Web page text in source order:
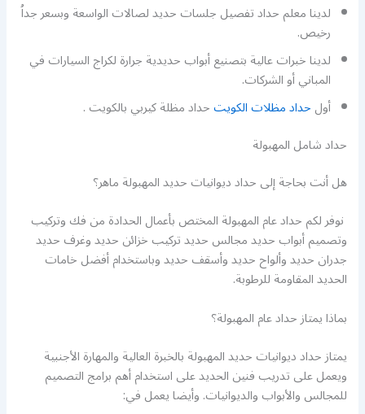
لدينا معلم حداد تفصيل جلسات حديد لصالات الواسعة وبسعر جداُ
رخيص.
لدينا خبرات عالية بتصنيع أبواب حديدية جرارة لكراج السيارات في
المباني أو الشركات.
أولحداد مظلات الكويتحداد مظلة كيربي بالكويت .
حداد شامل المهبولة
هل أنت بحاجة إلى حداد ديوانيات حديد المهبولة ماهر؟
نوفر لكم حداد عام المهبولة المختص بأعمال الحدادة من فك وتركيب
وتصميم أبواب حديد مجالس حديد تركيب خزائن حديد وغرف حديد
جدران حديد وألواح حديد وأسقف حديد وباستخدام أفضل خامات
الحديد المقاومة للرطوبة.
بماذا يمتاز حداد عام المهبولة؟
يمتاز حداد ديوانيات حديد المهبولة بالخبرة العالية والمهارة الأجنبية
ويعمل على تدريب فنين الحديد على استخدام أهم برامج التصميم
للمجالس والأبواب والديوانيات. وأيضا يعمل في: